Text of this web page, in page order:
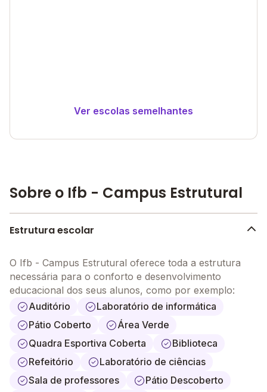
Ver escolas semelhantes
Sobre o Ifb - Campus Estrutural
Estrutura escolar
O Ifb - Campus Estrutural oferece toda a estrutura
necessária para o conforto e desenvolvimento
educacional dos seus alunos, como por exemplo:
Auditório
Laboratório de informática
Pátio Coberto
Área Verde
Quadra Esportiva Coberta
Biblioteca
Refeitório
Laboratório de ciências
Sala de professores
Pátio Descoberto